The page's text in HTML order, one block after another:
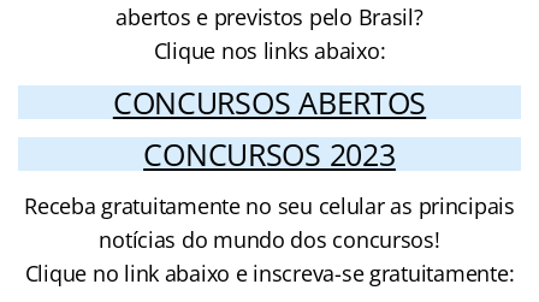
abertos e previstos pelo Brasil?
Clique nos links abaixo:
CONCURSOS ABERTOS
CONCURSOS 2023
Receba gratuitamente no seu celular as principais
notícias do mundo dos concursos!
Clique no link abaixo e inscreva-se gratuitamente: